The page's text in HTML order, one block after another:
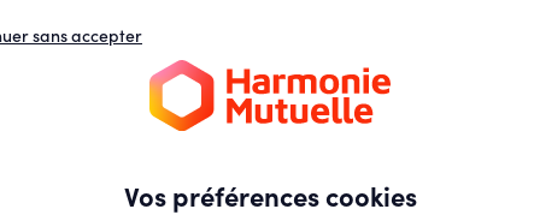
Vos préférences cookies
sans accepter